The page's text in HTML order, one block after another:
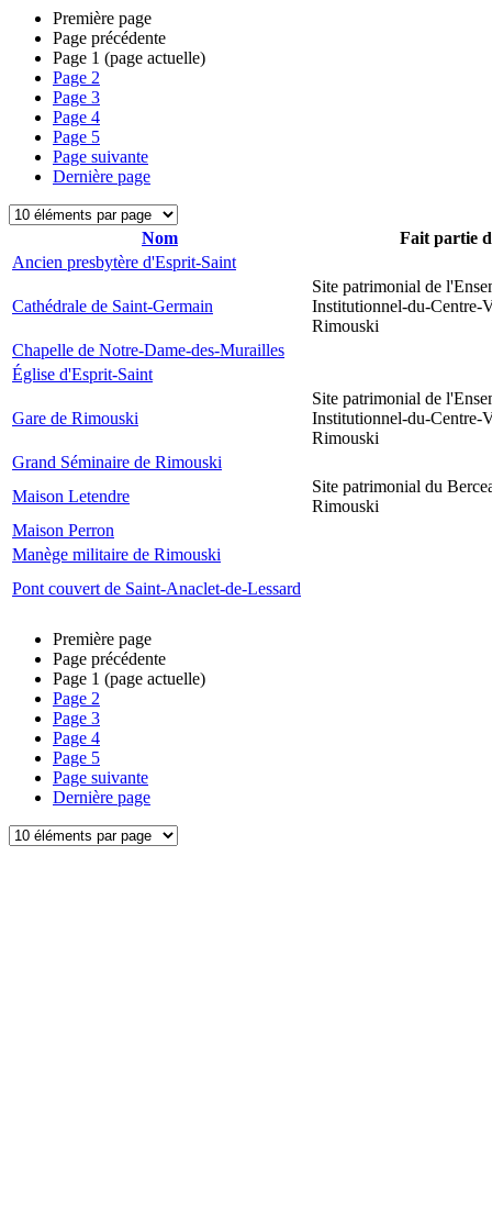
Première page
Page précédente
Page 1 (page actuelle)
Page 2
Page 3
Page 4
Page 5
Page suivante
Dernière page
Nom
Fait partie
Ancien presbytère d'Esprit-Saint
Cathédrale de Saint-Germain
Site patrimonial de
Institutionnel-du-Centre-
Rimouski
Chapelle de Notre-Dame-des-Murailles
Église d'Esprit-Saint
Gare de Rimouski
Site patrimonial de
Institutionnel-du-Centre-
Rimouski
Grand Séminaire de Rimouski
Maison Letendre
Site patrimonial du
Rimouski
Maison Perron
Manège militaire de Rimouski
Pont couvert de Saint-Anaclet-de-Lessard
Première page
Page précédente
Page 1 (page actuelle)
Page 2
Page 3
Page 4
Page 5
Page suivante
Dernière page